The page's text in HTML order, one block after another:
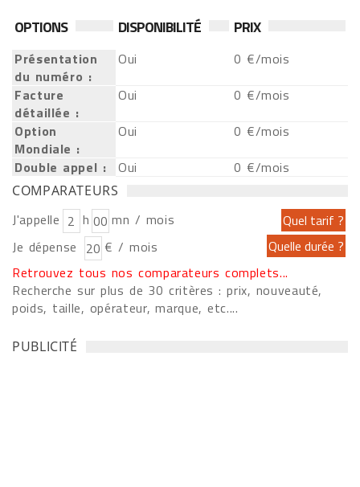
OPTIONS DISPONIBILITÉ PRIX
Présentation
du numéro :
Oui
0 €/mois
Facture
détaillée :
Oui
0 €/mois
Option
Mondiale :
Oui
0 €/mois
Double appel :
Oui 0 €/mois
COMPARATEURS
J'appelle h
mn / mois
Je dépense
€ / mois
Retrouvez tous nos comparateurs complets...
Recherche sur plus de 30 critères : prix, nouveauté,
poids, taille, opérateur, marque, etc....
PUBLICITÉ